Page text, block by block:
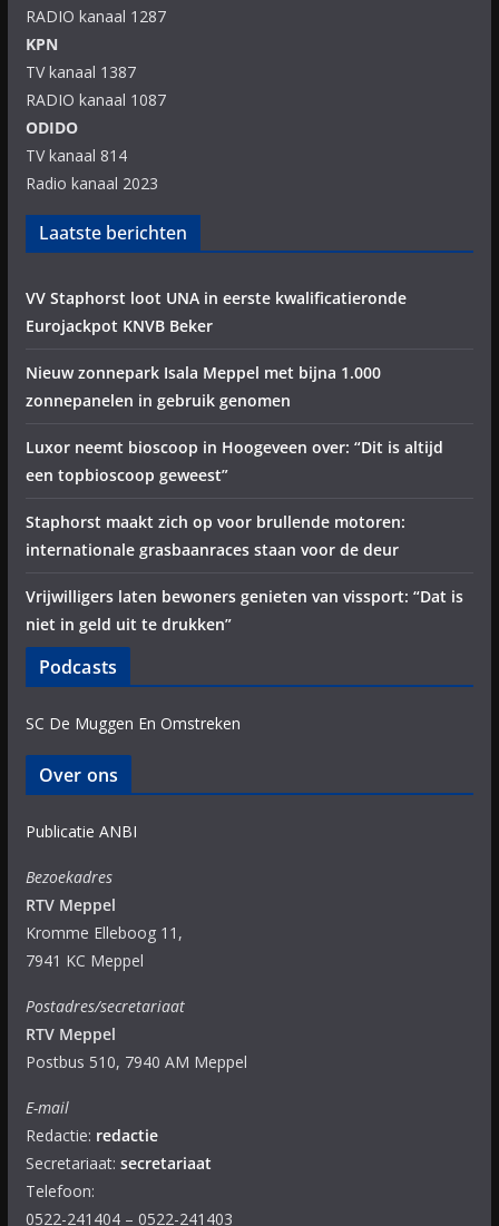
RADIO kanaal 1287
KPN
TV kanaal 1387
RADIO kanaal 1087
ODIDO
TV kanaal 814
Radio kanaal 2023
Laatste berichten
VV Staphorst loot UNA in eerste kwalificatieronde
Eurojackpot KNVB Beker
Nieuw zonnepark Isala Meppel met bijna 1.000
zonnepanelen in gebruik genomen
Luxor neemt bioscoop in Hoogeveen over: “Dit is altijd
een topbioscoop geweest”
Staphorst maakt zich op voor brullende motoren:
internationale grasbaanraces staan voor de deur
Vrijwilligers laten bewoners genieten van vissport: “Dat is
niet in geld uit te drukken”
Podcasts
SC De Muggen En Omstreken
Over ons
Publicatie ANBI
Bezoekadres
RTV Meppel
Kromme Elleboog 11,
7941 KC Meppel
Postadres/secretariaat
RTV Meppel
Postbus 510, 7940 AM Meppel
E-mail
Redactie: redactie
Secretariaat: secretariaat
Telefoon:
0522-241404 – 0522-241403